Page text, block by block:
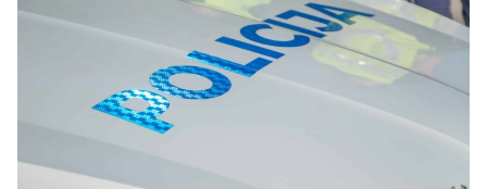
Bizness
Video